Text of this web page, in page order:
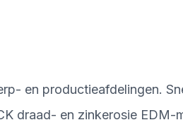
en productieafdelingen.
draad- en zinkerosie EDM-